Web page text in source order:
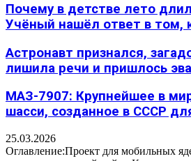
Почему в детстве лето
Учёный нашёл ответ в том,
Астронавт признался,
лишила речи и пришлось
МАЗ-7907: Крупнейшее в
шасси, созданное в СССР
25.03.2026
Оглавление:Проект для мобильных